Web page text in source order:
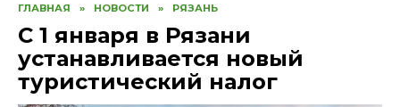
ГЛАВНАЯ » НОВОСТИ » РЯЗАНЬ
С 1 января в Рязани
устанавливается новый
туристический налог